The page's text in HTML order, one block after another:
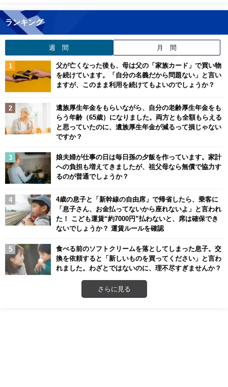
ランキング
週 間 月 間
父が亡くなった後も、母は父の「家族カード」で買い物
を続けています。「自分の名義だから問題ない」と言い
ますが、このまま利用を続けてもよいのでしょうか？
遺族厚生年金をもらいながら、自分の老齢厚生年金をも
らう年齢（65歳）になりました。両方とも全額もらえる
と思っていたのに、遺族厚生年金が減るって損じゃない
ですか？
娘夫婦が仕事の日は毎日孫の夕飯を作っています。家計
への負担も増えてきましたが、祖父母なら無償で協力す
るのが普通でしょうか？
4歳の息子と「新幹線の自由席」で帰省したら、乗客に
「息子さん、お金払ってないから座れないよ」と言われ
た！ こども運賃“約7000円”払わないと、席は確保でき
ないでしょうか？ 運賃ルールを確認
食べる前のソフトクリームを落としてしまった息子。交
換を依頼すると「新しいものを買ってください」と言わ
れました。わざとではないのに、理不尽すぎませんか？
さらに見る